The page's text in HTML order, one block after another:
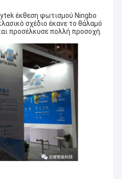
έκθεση φωτισμού Ningbo
σχέδιο έκανε το θάλαμό
προσέλκυσε πολλή προσοχή.